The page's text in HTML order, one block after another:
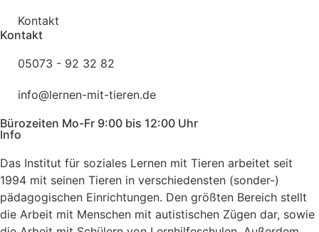
Kontakt
Kontakt
05073 - 92 32 82
info@lernen-mit-tieren.de
Bürozeiten Mo-Fr 9:00 bis 12:00 Uhr
Info
Das Institut für soziales Lernen mit Tieren arbeitet seit
1994 mit seinen Tieren in verschiedensten (sonder-)
pädagogischen Einrichtungen. Den größten Bereich stellt
die Arbeit mit Menschen mit autistischen Zügen dar, sowie